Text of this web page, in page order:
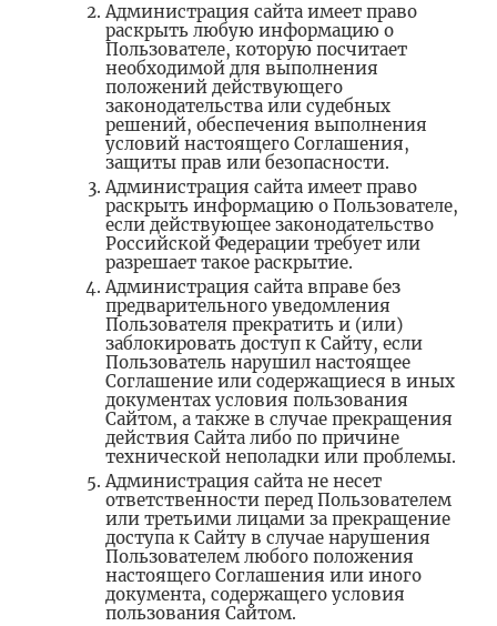
Администрация сайта имеет право
раскрыть любую информацию о
Пользователе, которую посчитает
необходимой для выполнения
положений действующего
законодательства или судебных
решений, обеспечения выполнения
условий настоящего Соглашения,
защиты прав или безопасности.
Администрация сайта имеет право
раскрыть информацию о Пользователе,
если действующее законодательство
Российской Федерации требует или
разрешает такое раскрытие.
Администрация сайта вправе без
предварительного уведомления
Пользователя прекратить и (или)
заблокировать доступ к Сайту, если
Пользователь нарушил настоящее
Соглашение или содержащиеся в иных
документах условия пользования
Сайтом, а также в случае прекращения
действия Сайта либо по причине
технической неполадки или проблемы.
Администрация сайта не несет
ответственности перед Пользователем
или третьими лицами за прекращение
доступа к Сайту в случае нарушения
Пользователем любого положения
настоящего Соглашения или иного
документа, содержащего условия
пользования Сайтом.